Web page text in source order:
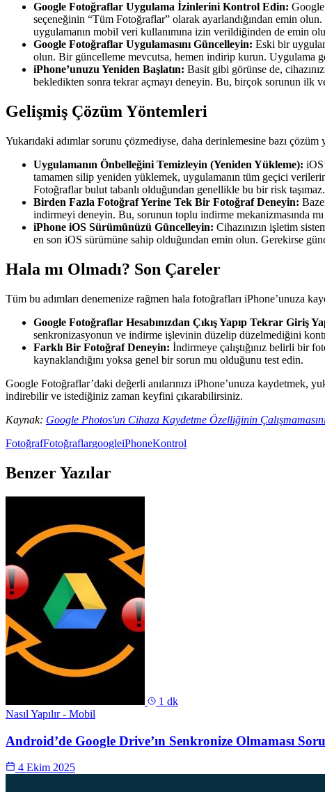
Google Fotoğraflar Uygulama İzinlerini Kontrol Edin:
seçeneğinin “Tüm Fotoğraflar” olarak ayarlandığından emin
uygulamanın mobil veri kullanımına izin verildiğinden de emin
Google Fotoğraflar Uygulamasını Güncelleyin: Eski bir
olun. Bir güncelleme mevcutsa, hemen indirip kurun. Uygulama
iPhone’unuzu Yeniden Başlatın: Basit gibi görünse de,
bekledikten sonra tekrar açmayı deneyin. Bu, birçok sorunun ilk
Gelişmiş Çözüm Yöntemleri
Yukarıdaki adımlar sorunu çözmediyse, daha derinlemesine bazı çözüm
Uygulamanın Önbelleğini Temizleyin (Yeniden Yükleme):
tamamen silip yeniden yüklemek, uygulamanın tüm geçici
Fotoğraflar bulut tabanlı olduğundan genellikle bu bir risk
Birden Fazla Fotoğraf Yerine Tek Bir Fotoğraf Deneyin:
indirmeyi deneyin. Bu, sorunun toplu indirme mekanizmasında
iPhone iOS Sürümünüzü Güncelleyin: Cihazınızın işletim
en son iOS sürümüne sahip olduğundan emin olun. Gerekirse
Hala mı Olmadı? Son Çareler
Tüm bu adımları denemenize rağmen hala fotoğrafları iPhone’unuza
Google Fotoğraflar Hesabınızdan Çıkış Yapıp Tekrar Giriş
senkronizasyonun ve indirme işlevinin düzelip düzelmediğini
Farklı Bir Fotoğraf Deneyin: İndirmeye çalıştığınız belirli bir
kaynaklandığını yoksa genel bir sorun mu olduğunu test edin.
Google Fotoğraflar’daki değerli anılarınızı iPhone’unuza kaydetmek,
indirebilir ve istediğiniz zaman keyfini çıkarabilirsiniz.
Kaynak: Google Photos'un Cihaza Kaydetme Özelliğinin
FotoğrafFotoğraflargoogleiPhoneKontrol
Benzer Yazılar
1 dk
Nasıl Yapılır - Mobil
Android’de Google Drive’ın Senkronize Olmaması
4 Ekim 2025